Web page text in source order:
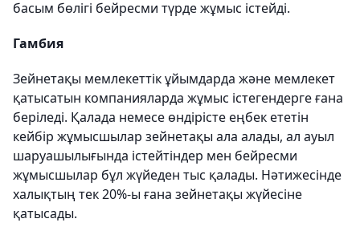
басым бөлігі бейресми түрде жұмыс істейді.
Гамбия
Зейнетақы мемлекеттік ұйымдарда және мемлекет
қатысатын компанияларда жұмыс істегендерге ғана
беріледі. Қалада немесе өндірісте еңбек ететін
кейбір жұмысшылар зейнетақы ала алады, ал ауыл
шаруашылығында істейтіндер мен бейресми
жұмысшылар бұл жүйеден тыс қалады. Нәтижесінде
халықтың тек 20%-ы ғана зейнетақы жүйесіне
қатысады.